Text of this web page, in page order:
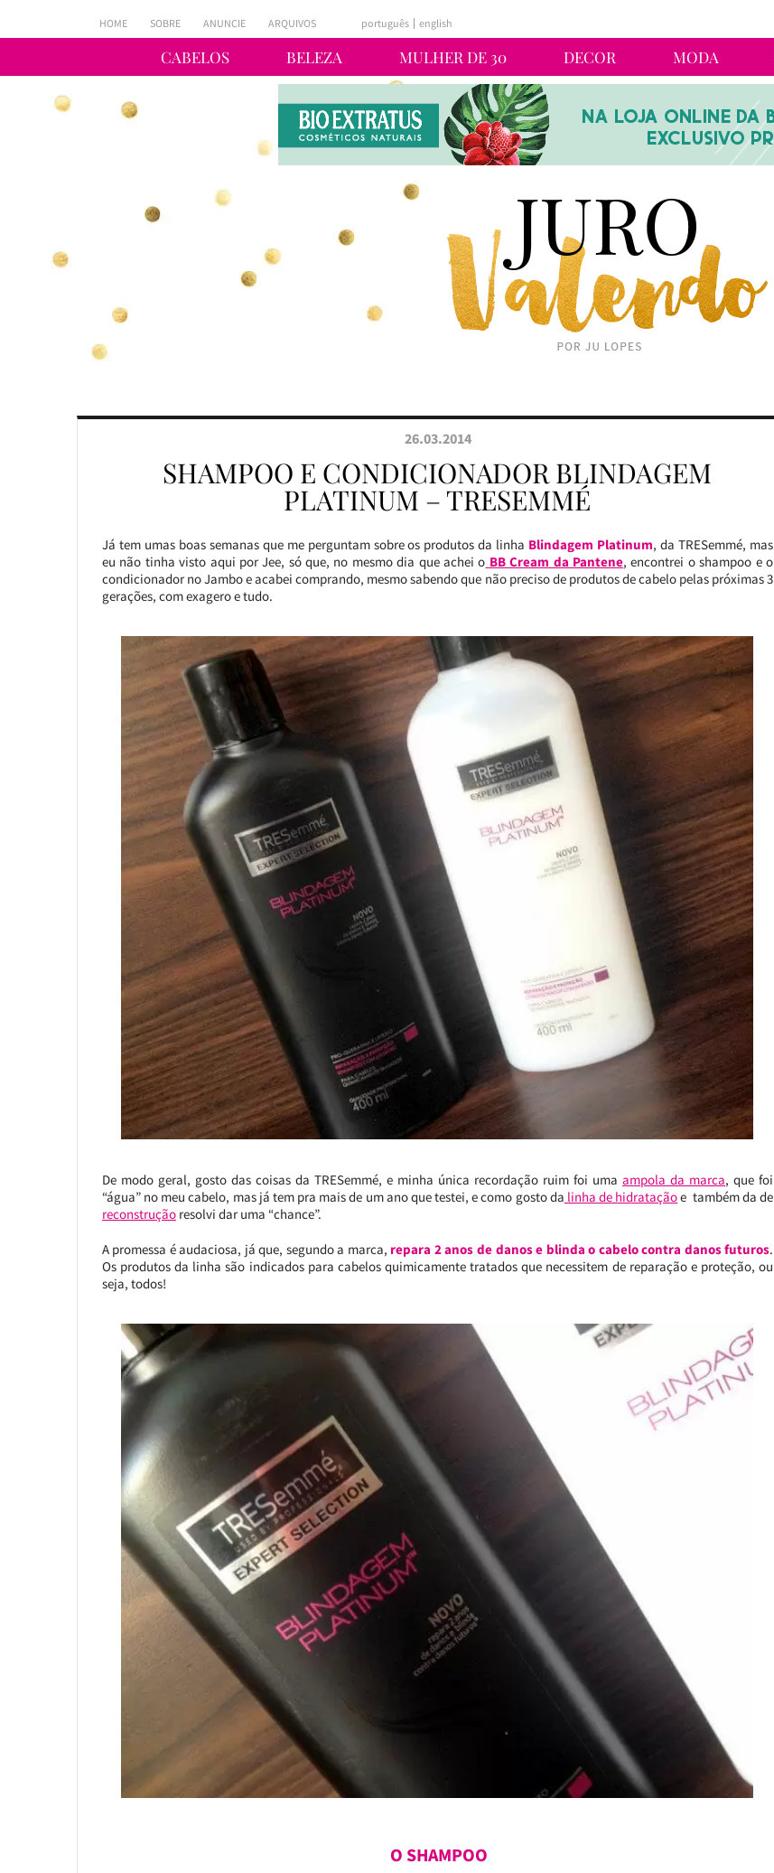
CABELOS BELEZA MULHER DE 30 DECOR MODA
HOME SOBRE ANUNCIE ARQUIVOS português english
26.03.2014
SHAMPOO E CONDICIONADOR BLINDAGEM
PLATINUM – TRESEMMÉ
Já tem umas boas semanas que me perguntam sobre os produtos da linha Blindagem Platinum, da TRESemmé, mas
eu não tinha visto aqui por Jee, só que, no mesmo dia que achei o BB Cream da Pantene, encontrei o shampoo e o
condicionador no Jambo e acabei comprando, mesmo sabendo que não preciso de produtos de cabelo pelas próximas 3
gerações, com exagero e tudo.
De modo geral, gosto das coisas da TRESemmé, e minha única recordação ruim foi umaampola da marca, que foi
“água” no meu cabelo, mas já tem pra mais de um ano que testei, e como gosto da linha de hidrataçãoe também da de
reconstruçãoresolvi dar uma “chance”.
A promessa é audaciosa, já que, segundo a marca, repara 2 anos de danos e blinda o cabelo contra danos futuros.
Os produtos da linha são indicados para cabelos quimicamente tratados que necessitem de reparação e proteção, ou
seja, todos!
O SHAMPOO